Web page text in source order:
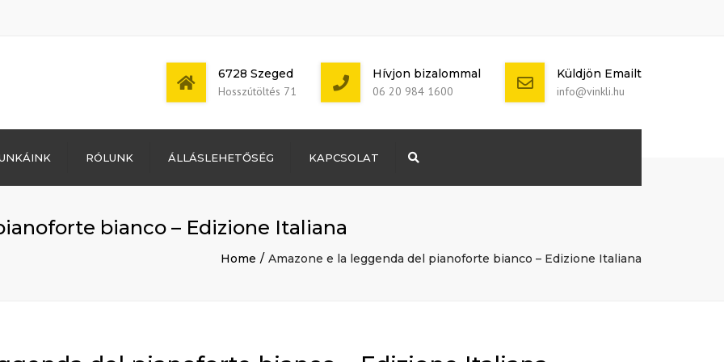
Bejegyzések
WordPress
Mon - Sat: 7:00 -
+ 386 40 111
6728 Szeged
Hosszútöltés 71
Hívjon bizalommal
06 20 984 1600
Küldjön Emailt
info@vinkli.hu
RÓLUNK ÁLLÁSLEHETŐSÉG KAPCSOLAT
bianco – Edizione Italiana
Home Amazone e la leggenda del pianoforte bianco – Edizione Italiana